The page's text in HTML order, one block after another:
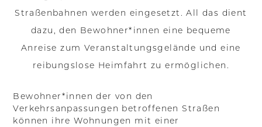
Straßenbahnen werden eingesetzt. All das dient
dazu, den Bewohner*innen eine bequeme
Anreise zum Veranstaltungsgelände und eine
reibungslose Heimfahrt zu ermöglichen.
Bewohner*innen der von den
Verkehrsanpassungen betroffenen Straßen
können ihre Wohnungen mit einer